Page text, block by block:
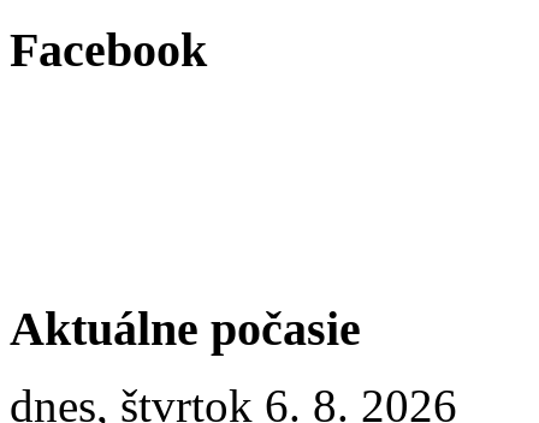
Facebook
Aktuálne počasie
dnes, štvrtok 6. 8. 2026